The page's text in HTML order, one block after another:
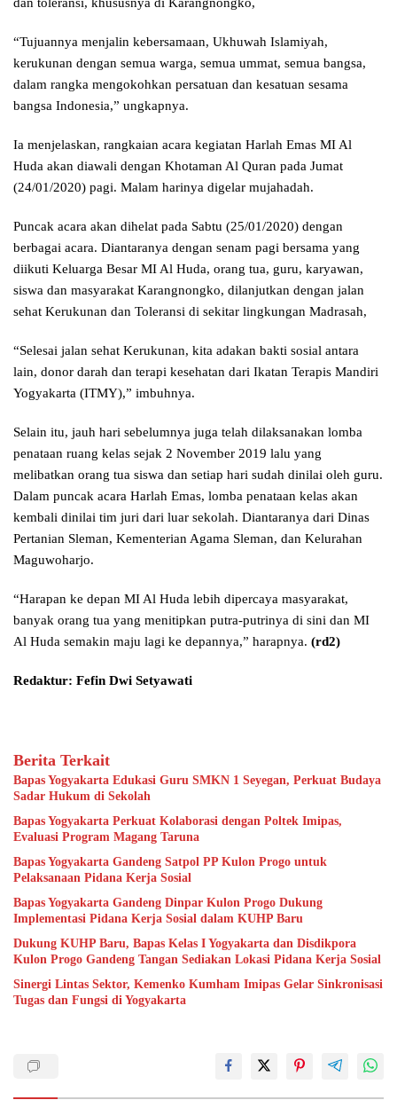
dan toleransi, khususnya di Karangnongko,
“Tujuannya menjalin kebersamaan, Ukhuwah Islamiyah,
kerukunan dengan semua warga, semua ummat, semua bangsa,
dalam rangka mengokohkan persatuan dan kesatuan sesama
bangsa Indonesia,” ungkapnya.
Ia menjelaskan, rangkaian acara kegiatan Harlah Emas MI Al
Huda akan diawali dengan Khotaman Al Quran pada Jumat
(24/01/2020) pagi. Malam harinya digelar mujahadah.
Puncak acara akan dihelat pada Sabtu (25/01/2020) dengan
berbagai acara. Diantaranya dengan senam pagi bersama yang
diikuti Keluarga Besar MI Al Huda, orang tua, guru, karyawan,
siswa dan masyarakat Karangnongko, dilanjutkan dengan jalan
sehat Kerukunan dan Toleransi di sekitar lingkungan Madrasah,
“Selesai jalan sehat Kerukunan, kita adakan bakti sosial antara
lain, donor darah dan terapi kesehatan dari Ikatan Terapis Mandiri
Yogyakarta (ITMY),” imbuhnya.
Selain itu, jauh hari sebelumnya juga telah dilaksanakan lomba
penataan ruang kelas sejak 2 November 2019 lalu yang
melibatkan orang tua siswa dan setiap hari sudah dinilai oleh guru.
Dalam puncak acara Harlah Emas, lomba penataan kelas akan
kembali dinilai tim juri dari luar sekolah. Diantaranya dari Dinas
Pertanian Sleman, Kementerian Agama Sleman, dan Kelurahan
Maguwoharjo.
“Harapan ke depan MI Al Huda lebih dipercaya masyarakat,
banyak orang tua yang menitipkan putra-putrinya di sini dan MI
Al Huda semakin maju lagi ke depannya,” harapnya. (rd2)
Redaktur: Fefin Dwi Setyawati
Berita Terkait
Bapas Yogyakarta Edukasi Guru SMKN 1 Seyegan, Perkuat Budaya
Sadar Hukum di Sekolah
Bapas Yogyakarta Perkuat Kolaborasi dengan Poltek Imipas,
Evaluasi Program Magang Taruna
Bapas Yogyakarta Gandeng Satpol PP Kulon Progo untuk
Pelaksanaan Pidana Kerja Sosial
Bapas Yogyakarta Gandeng Dinpar Kulon Progo Dukung
Implementasi Pidana Kerja Sosial dalam KUHP Baru
Dukung KUHP Baru, Bapas Kelas I Yogyakarta dan Disdikpora
Kulon Progo Gandeng Tangan Sediakan Lokasi Pidana Kerja Sosial
Sinergi Lintas Sektor, Kemenko Kumham Imipas Gelar Sinkronisasi
Tugas dan Fungsi di Yogyakarta